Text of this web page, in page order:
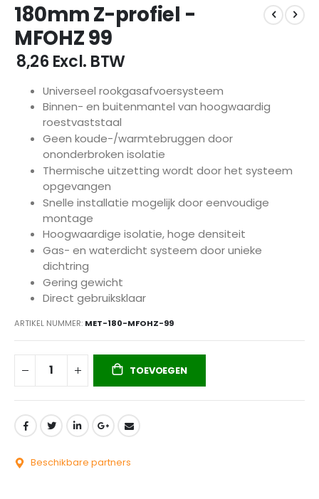
naar
het
begin
van
de
afbeeldingen-
gallerij
180mm Z-profiel -
MFOHZ 99
€ 8,26 Excl. BTW
Universeel rookgasafvoersysteem
Binnen- en buitenmantel van hoogwaardig
roestvaststaal
Geen koude-/warmtebruggen door
ononderbroken isolatie
Thermische uitzetting wordt door het systeem
opgevangen
Snelle installatie mogelijk door eenvoudige
montage
Hoogwaardige isolatie, hoge densiteit
Gas- en waterdicht systeem door unieke
dichtring
Gering gewicht
Direct gebruiksklaar
ARTIKEL NUMMER MET-180-MFOHZ-99
TOEVOEGEN
Beschikbare partners